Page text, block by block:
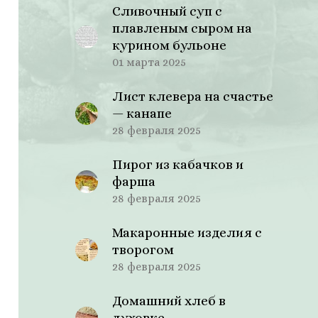
Сливочный суп с
плавленым сыром на
курином бульоне
01 марта 2025
Лист клевера на счастье
— канапе
28 февраля 2025
Пирог из кабачков и
фарша
28 февраля 2025
Макаронные изделия с
творогом
28 февраля 2025
Домашний хлеб в